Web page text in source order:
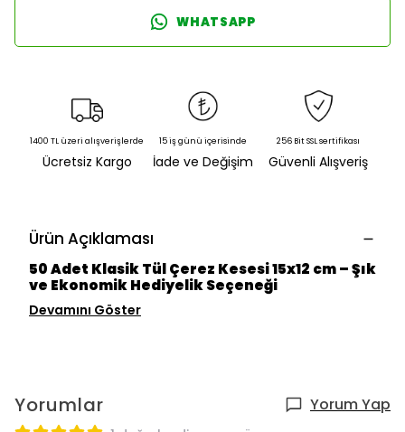
WHATSAPP
1400 TL üzeri alışverişlerde
Ücretsiz Kargo
15 iş günü içerisinde
İade ve Değişim
256 Bit SSL sertifikası
Güvenli Alışveriş
Ürün Açıklaması
50 Adet Klasik Tül Çerez Kesesi 15x12 cm – Şık
ve Ekonomik Hediyelik Seçeneği
Devamını Göster
Yorumlar Yorum Yap